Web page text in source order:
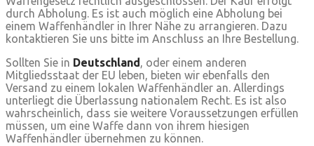
durch Abholung. Es ist auch möglich eine Abholung bei
einem Waffenhändler in Ihrer Nähe zu arrangieren. Dazu
kontaktieren Sie uns bitte im Anschluss an Ihre Bestellung.
Sollten Sie in Deutschland, oder einem anderen
Mitgliedsstaat der EU leben, bieten wir ebenfalls den
Versand zu einem lokalen Waffenhändler an. Allerdings
unterliegt die Überlassung nationalem Recht. Es ist also
wahrscheinlich, dass sie weitere Voraussetzungen erfüllen
müssen, um eine Waffe dann von ihrem hiesigen
Waffenhändler übernehmen zu können.